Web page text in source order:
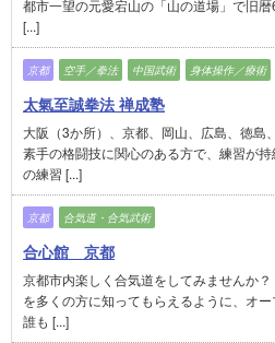
都市一望の元愛宕山の「山の道場」で旧暦
[...]
京都 空手／拳法 中国武術 身体操作／療術
太氣至誠拳法 禅成塾
大阪（3か所）、京都、岡山、広島、徳島
素手の格闘技に関心のある方で、練習が
の練習 [...]
京都 合気道・合気武術
合心館 京都
京都市内楽しく合気道をしてみませんか
を多くの方に知ってもらえるように­、オー
誰も [...]